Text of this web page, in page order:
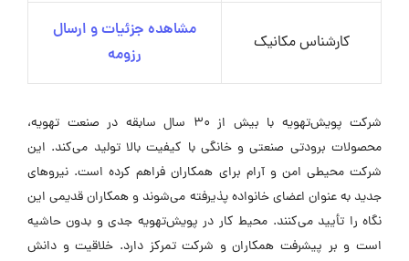
کارشناس مکانیک
مشاهده جزئیات و ارسال
رزومه
شرکت پویش‌تهویه با بیش از 30 سال سابقه در صنعت تهویه،
محصولات برودتی صنعتی و خانگی با کیفیت بالا تولید می‌کند. این
شرکت محیطی امن و آرام برای همکاران فراهم کرده است. نیروهای
جدید به عنوان اعضای خانواده پذیرفته می‌شوند و همکاران قدیمی این
نگاه را تأیید می‌کنند. محیط کار در پویش‌تهویه جدی و بدون حاشیه
است و بر پیشرفت همکاران و شرکت تمرکز دارد. خلاقیت و دانش